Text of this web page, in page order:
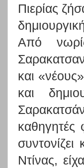
Πιερίας
Από
και
και
καθηγητές
Ντίνας,